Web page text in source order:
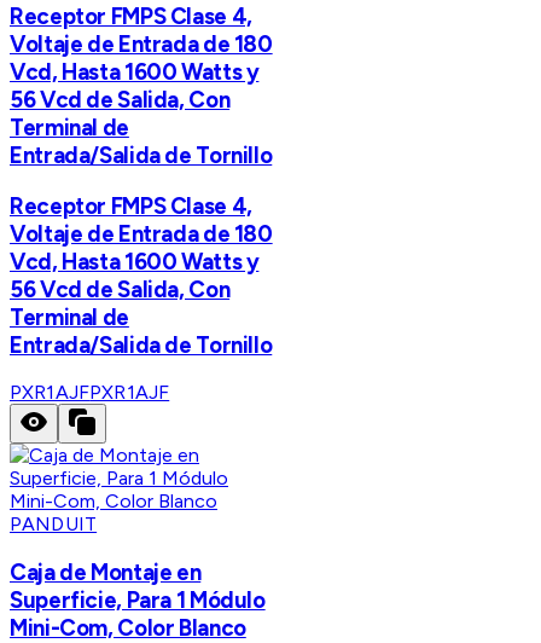
Receptor FMPS Clase 4,
Voltaje de Entrada de 180
Vcd, Hasta 1600 Watts y
56 Vcd de Salida, Con
Terminal de
Entrada/Salida de Tornillo
Receptor FMPS Clase 4,
Voltaje de Entrada de 180
Vcd, Hasta 1600 Watts y
56 Vcd de Salida, Con
Terminal de
Entrada/Salida de Tornillo
PXR1AJFPXR1AJF
PANDUIT
Caja de Montaje en
Superficie, Para 1 Módulo
Mini-Com, Color Blanco